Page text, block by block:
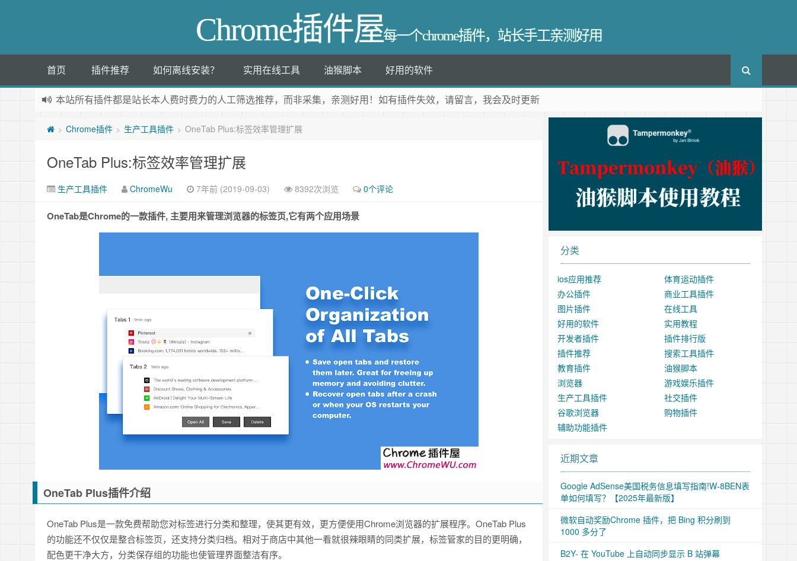
Chrome插件屋每一个chrome插件，站长手工亲测好用
首页 插件推荐 如何离线安装？ 实用在线工具 油猴脚本 好用的软件
本站所有插件都是站长本人费时费力的人工筛选推荐，而非采集，亲测好用！如有插件失效，请留言，我会及时更新
> Chrome插件 > 生产工具插件 > OneTab Plus:标签效率管理扩展
OneTab Plus:标签效率管理扩展
生产工具插件 ChromeWu 7年前 (2019-09-03) 8392次浏览 0个评论
OneTab是Chrome的一款插件, 主要用来管理浏览器的标签页,它有两个应用场景
OneTab Plus插件介绍
OneTab Plus是一款免费帮助您对标签进行分类和整理，使其更有效，更方便使用Chrome浏览器的扩展程序。OneTab Plus
的功能还不仅仅是整合标签页，还支持分类归档。相对于商店中其他一看就很辣眼睛的同类扩展，标签管家的目的更明确，
配色更干净大方，分类保存组的功能也使管理界面整洁有序。
分类
ios应用推荐
体育运动插件
办公插件
商业工具插件
图片插件
在线工具
好用的软件
实用教程
开发者插件
插件排行版
插件推荐
搜索工具插件
教育插件
油猴脚本
浏览器
游戏娱乐插件
生产工具插件
社交插件
谷歌浏览器
购物插件
辅助功能插件
近期文章
Google AdSense美国税务信息填写指南!W-8BEN表
单如何填写？【2025年最新版】
微软自动奖励Chrome 插件，把 Bing 积分刷到
1000 多分了
B2Y- 在 YouTube 上自动同步显示 B 站弹幕